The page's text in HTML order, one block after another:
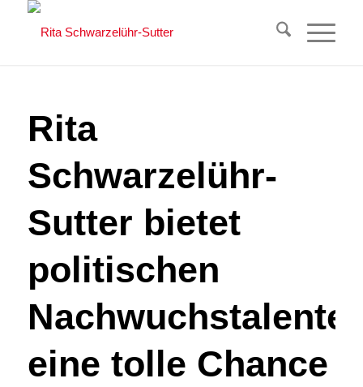
Rita
Schwarzelühr-
Sutter bietet
politischen
eine tolle Chance